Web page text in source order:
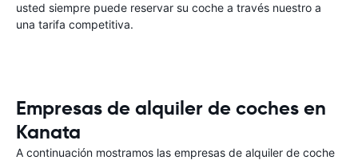
usted siempre puede reservar su coche a través nuestro a
una tarifa competitiva.
Empresas de alquiler de coches en
Kanata
A continuación mostramos las empresas de alquiler de coche